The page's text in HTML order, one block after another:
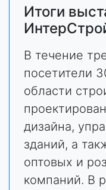
Итоги
В течение
посетители
области
дизайна,
зданий, а
оптовых и
компаний. В